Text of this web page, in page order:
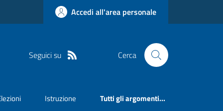
Accedi all'area personale
Seguici su Cerca
Istruzione Tutti gli argomenti...